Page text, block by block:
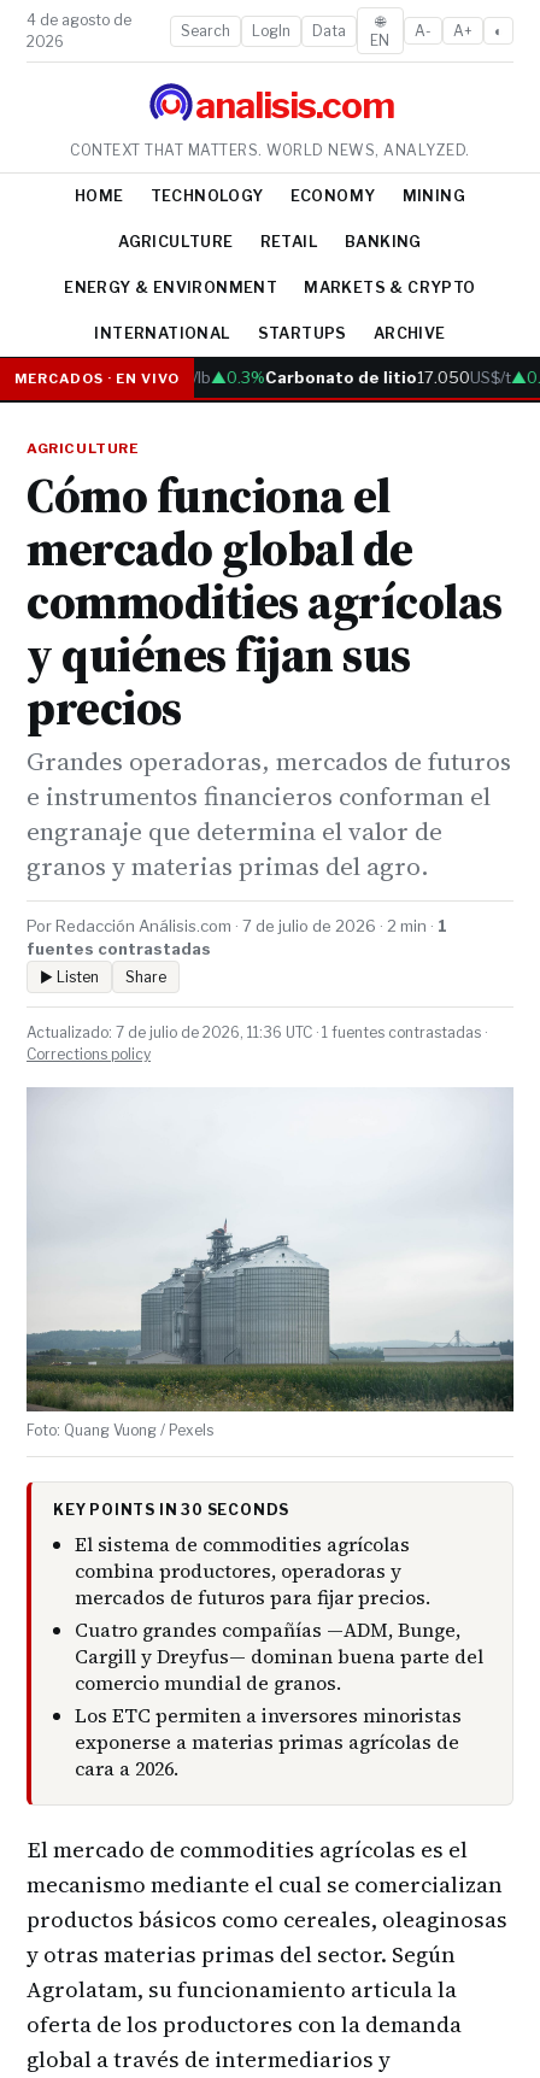
4 de agosto de
2026
Search LogIn Data
🌐
EN
A- A+ ◐
analisis.com
CONTEXT THAT MATTERS. WORLD NEWS, ANALYZED.
HOME TECHNOLOGY ECONOMY MINING
AGRICULTURE RETAIL BANKING
ENERGY & ENVIRONMENT MARKETS & CRYPTO
INTERNATIONAL STARTUPS ARCHIVE
MERCADOS · EN VIVO
Cobre 6.05US$/lb▲0.3%Carbonato de litio17.050US$/t
AGRICULTURE
Cómo funciona el
mercado global de
commodities agrícolas
y quiénes fijan sus
precios
Grandes operadoras, mercados de futuros
e instrumentos financieros conforman el
engranaje que determina el valor de
granos y materias primas del agro.
Por Redacción Análisis.com · 7 de julio de 2026 · 2 min · 1
fuentes contrastadas
▶ Listen Share
Actualizado: 7 de julio de 2026, 11:36 UTC · 1 fuentes contrastadas ·
Corrections policy
Foto: Quang Vuong / Pexels
KEY POINTS IN 30 SECONDS
El sistema de commodities agrícolas
combina productores, operadoras y
mercados de futuros para fijar precios.
Cuatro grandes compañías —ADM, Bunge,
Cargill y Dreyfus— dominan buena parte del
comercio mundial de granos.
Los ETC permiten a inversores minoristas
exponerse a materias primas agrícolas de
cara a 2026.
El mercado de commodities agrícolas es el
mecanismo mediante el cual se comercializan
productos básicos como cereales, oleaginosas
y otras materias primas del sector. Según
Agrolatam, su funcionamiento articula la
oferta de los productores con la demanda
global a través de intermediarios y